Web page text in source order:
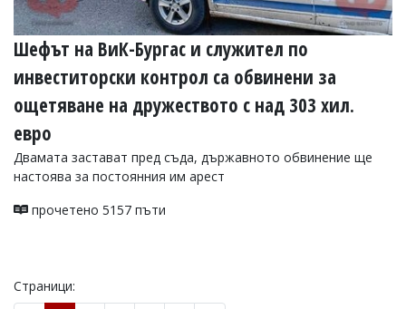
Шефът на ВиК-Бургас и служител по
инвеститорски контрол са обвинени за
ощетяване на дружеството с над 303 хил.
евро
Двамата застават пред съда, държавното обвинение ще
настоява за постоянния им арест
прочетено 5157 пъти
Страници: